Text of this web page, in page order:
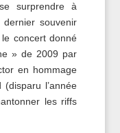
surprendre à
souvenir
concert donné
» de 2009 par
en hommage
l’année
les riffs